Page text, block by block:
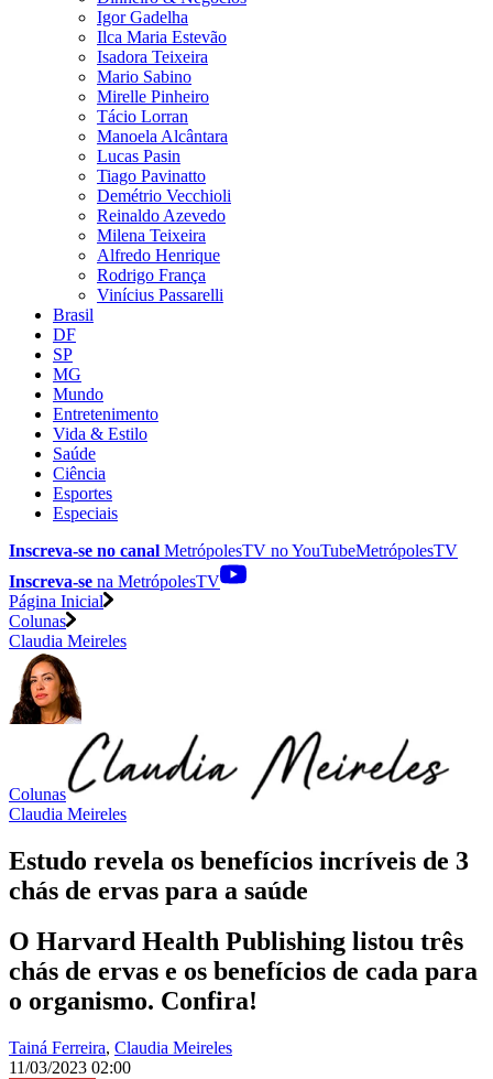
Igor Gadelha
Ilca Maria Estevão
Isadora Teixeira
Mario Sabino
Mirelle Pinheiro
Tácio Lorran
Manoela Alcântara
Lucas Pasin
Tiago Pavinatto
Demétrio Vecchioli
Reinaldo Azevedo
Milena Teixeira
Alfredo Henrique
Rodrigo França
Vinícius Passarelli
Brasil
DF
SP
MG
Mundo
Entretenimento
Vida & Estilo
Saúde
Ciência
Esportes
Especiais
Inscreva-se no canal MetrópolesTV noYouTubeMetrópolesTV
Inscreva-se na MetrópolesTV
Página Inicial
Colunas
Claudia Meireles
Colunas
Claudia Meireles
Estudo revela os benefícios incríveis de 3
chás de ervas para a saúde
O Harvard Health Publishing listou três
chás de ervas e os benefícios de cada para
o organismo. Confira!
Tainá Ferreira, Claudia Meireles
11/03/2023 02:00